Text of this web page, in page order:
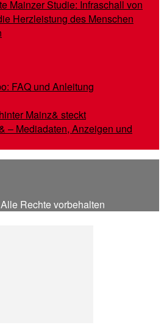
Mainzer Studie: Infraschall von
Herzleistung des Menschen
FAQ und Anleitung
Mainz& steckt
– Mediadaten, Anzeigen und
Rechte vorbehalten